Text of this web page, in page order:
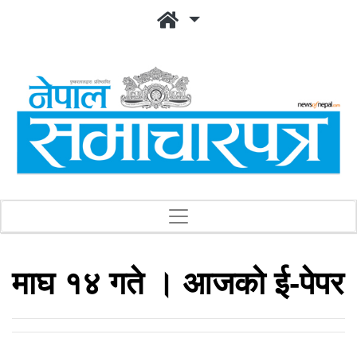
माघ १४ गते । आजको ई-पेपर